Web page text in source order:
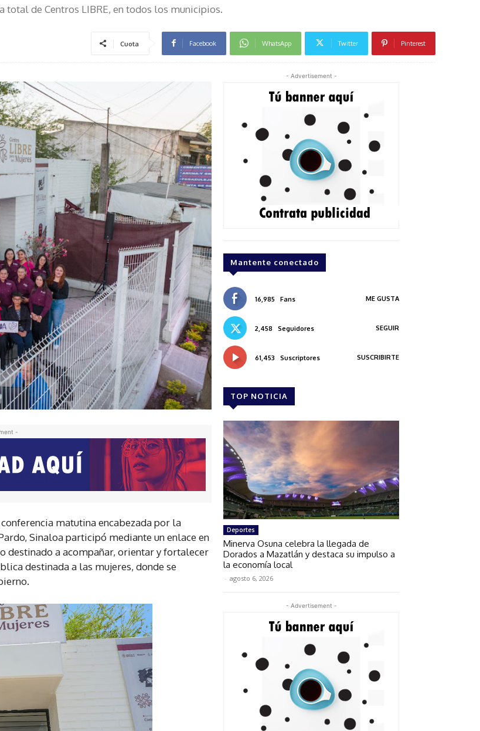
total de Centros LIBRE, en todos los municipios.
Cuota Facebook WhatsApp Twitter Pinterest
-
matutina encabezada por la
Sinaloa participó mediante un enlace en
destinado a acompañar, orientar y fortalecer
destinada a las mujeres, donde se
- Advertisement -
Mantente conectado
16,985 Fans ME GUSTA
2,458 Seguidores SEGUIR
61,453 Suscriptores SUSCRIBIRTE
TOP NOTICIA
Deportes
Minerva Osuna celebra la llegada de
Dorados a Mazatlán y destaca su impulso a
la economía local
- agosto 6, 2026
- Advertisement -